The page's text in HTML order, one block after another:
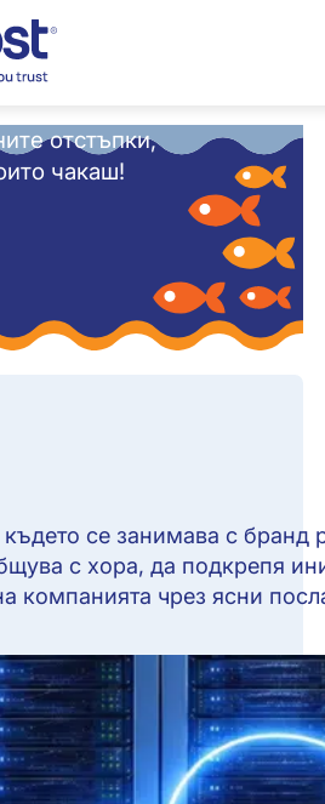
отстъпки,
чакаш!
се занимава с бранд
с хора, да подкрепя
компанията чрез ясни